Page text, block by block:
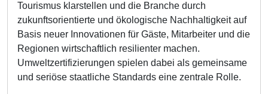
Tourismus klarstellen und die Branche durch
zukunftsorientierte und ökologische Nachhaltigkeit auf
Basis neuer Innovationen für Gäste, Mitarbeiter und die
Regionen wirtschaftlich resilienter machen.
Umweltzertifizierungen spielen dabei als gemeinsame
und seriöse staatliche Standards eine zentrale Rolle.